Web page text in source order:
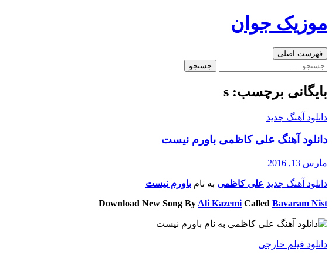
به
موزیک جوان
جست‌وجو
فهرست اصلی
جستجو
بایگانی برچسب: s
دانلود آهنگ جدید
دانلود آهنگ علی کاظمی باورم نیست
مارس 13, 2016
دانلود آهنگ جدید علی کاظمی به نام باورم نیست
Download New Song By Ali Kazemi Called Bavaram Nist
دانلود فیلم خارجی